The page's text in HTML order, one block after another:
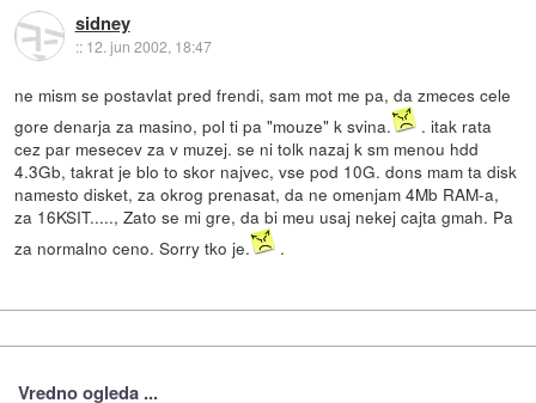
sidney
:: 12. jun 2002, 18:47
ne mism se postavlat pred frendi, sam mot me pa, da zmeces cele
gore denarja za masino, pol ti pa "mouze" k svina.
. itak rata
cez par mesecev za v muzej. se ni tolk nazaj k sm menou hdd
4.3Gb, takrat je blo to skor najvec, vse pod 10G. dons mam ta disk
namesto disket, za okrog prenasat, da ne omenjam 4Mb RAM-a,
za 16KSIT....., Zato se mi gre, da bi meu usaj nekej cajta gmah. Pa
za normalno ceno. Sorry tko je.
.
Vredno ogleda ...